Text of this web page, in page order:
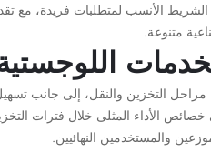
الأنسب لمتطلبات فريدة، مع
متنوعة.
مراحل التخزين والنقل، إلى جانب
الأداء المثلى خلال فترات
والمستخدمين النهائيين.